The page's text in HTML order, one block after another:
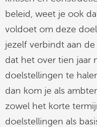
beleid, weet je ook
voldoet om deze
jezelf verbindt aan
dat het over tien jaar
doelstellingen te
dan kom je als
zowel het korte
doelstellingen als